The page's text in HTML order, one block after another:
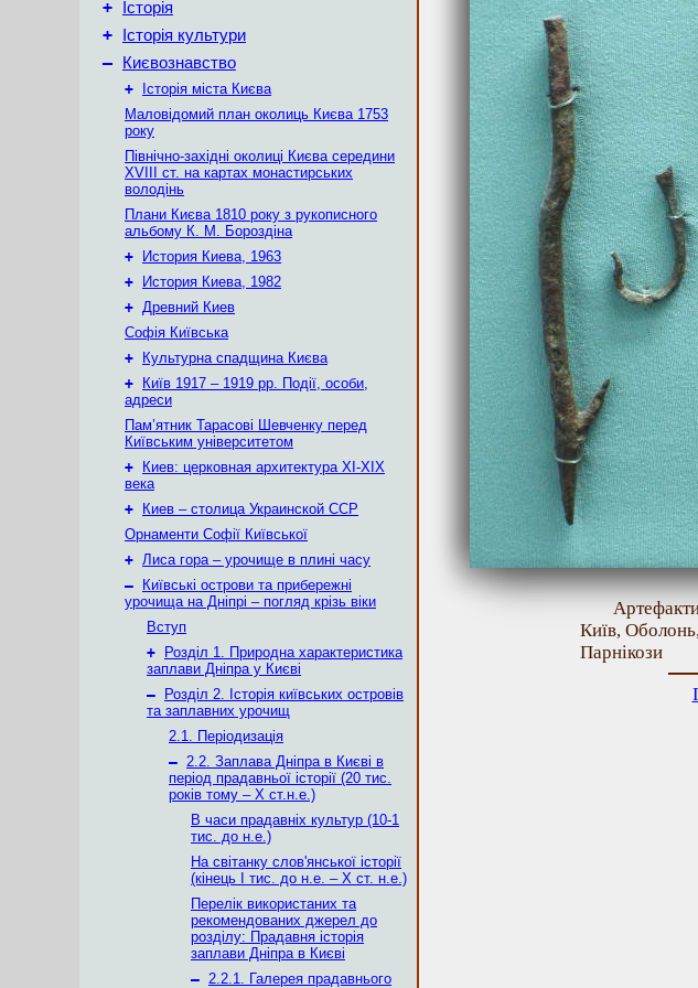
+ Історія
+ Історія культури
– Києвознавство
+
Історія міста Києва
Маловідомий план околиць Києва 1753
року
Північно-західні околиці Києва середини
XVIII ст. на картах монастирських
володінь
Плани Києва 1810 року з рукописного
альбому К. М. Бороздіна
+
История Киева, 1963
+
История Киева, 1982
+ Древний Киев
Софія Київська
+
Культурна спадщина Києва
+
Київ 1917 – 1919 рр. Події, особи,
адреси
Пам’ятник Тарасові Шевченку перед
Київським університетом
+
Киев: церковная архитектура XI-XIX
века
+
Киев – столица Украинской ССР
Орнаменти Софії Київської
+ Лиса гора – урочище в плині часу
–
Київські острови та прибережні
урочища на Дніпрі – погляд крізь віки
Вступ
+
Розділ 1. Природна характеристика
заплави Дніпра у Києві
–
Розділ 2. Історія київських островів
та заплавних урочищ
2.1. Періодизація
– 2.2. Заплава Дніпра в Києві в
період прадавньої історії (20 тис.
років тому – X ст.н.е.)
В часи прадавніх культур (10-1
тис. до н.е.)
На світанку слов'янської історії
(кінець І тис. до н.е. – X ст. н.е.)
Перелік використаних та
рекомендованих джерел до
розділу: Прадавня історія
заплави Дніпра в Києві
– 2.2.1. Галерея прадавнього
Київ,
Парнікози